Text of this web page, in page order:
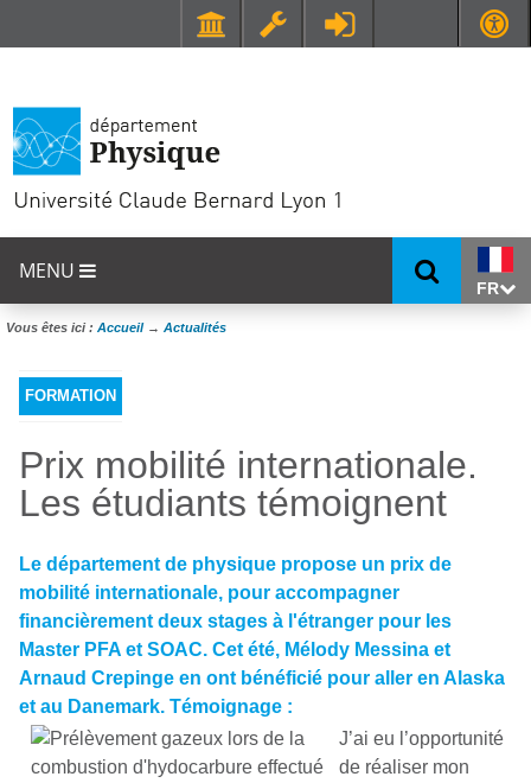
MENU
FR
Vous êtes ici : Accueil→ Actualités
FORMATION
Prix mobilité internationale.
Les étudiants témoignent
Le département de physique propose un prix de
mobilité internationale, pour accompagner
financièrement deux stages à l'étranger pour les
Master PFA et SOAC. Cet été, Mélody Messina et
Arnaud Crepinge en ont bénéficié pour aller en Alaska
et au Danemark. Témoignage :
J’ai eu l’opportunité
de réaliser mon